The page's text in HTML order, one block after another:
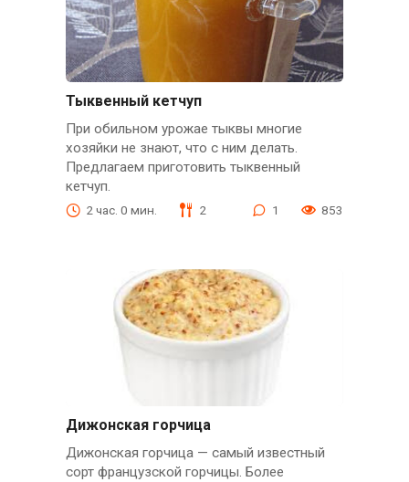
Тыквенный кетчуп
При обильном урожае тыквы многие
хозяйки не знают, что с ним делать.
Предлагаем приготовить тыквенный
кетчуп.
2 час. 0 мин. 2 1 853
Дижонская горчица
Дижонская горчица — самый известный
сорт французской горчицы. Более